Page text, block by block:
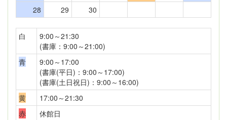
28
29 30
白
9:00～21:30
(書庫：9:00～21:00)
青
9:00～17:00
(書庫(平日)：9:00～17:00)
(書庫(土日祝日)：9:00～16:00)
黄
17:00～21:30
赤
休館日